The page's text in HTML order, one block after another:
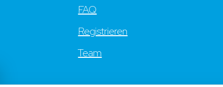
FAQ
Registrieren
Team